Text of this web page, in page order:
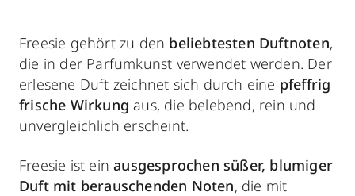
Freesie gehört zu den beliebtesten Duftnoten,
die in der Parfumkunst verwendet werden. Der
erlesene Duft zeichnet sich durch eine pfeffrig
frische Wirkung aus, die belebend, rein und
unvergleichlich erscheint.
Freesie ist einausgesprochen süßer, blumiger
Duft mit berauschenden Noten, die mit